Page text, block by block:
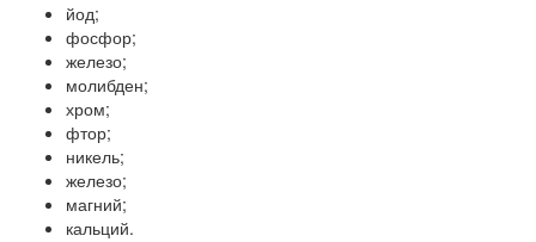
йод;
фосфор;
железо;
молибден;
хром;
фтор;
никель;
железо;
магний;
кальций.